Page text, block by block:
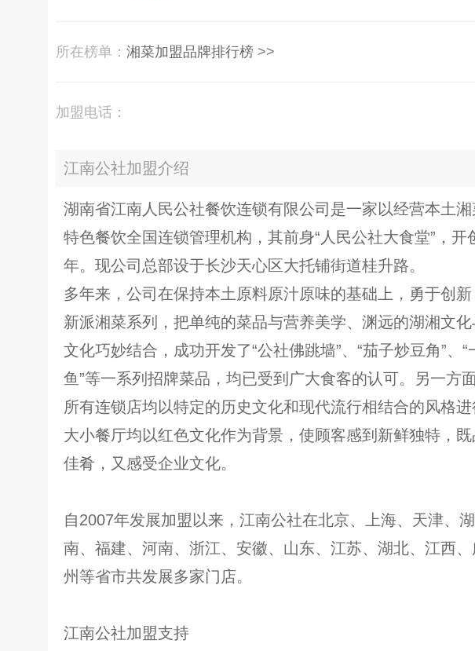
所在榜单： 湘菜加盟品牌排行榜 >>
加盟电话：
江南公社加盟介绍
湖南省江南人民公社餐饮连锁有限公司是一家以经营本土
特色餐饮全国连锁管理机构，其前身“人民公社大食堂”，开
年。现公司总部设于长沙天心区大托铺街道桂升路。
多年来，公司在保持本土原料原汁原味的基础上，勇于创
新派湘菜系列，把单纯的菜品与营养美学、渊远的湖湘文
文化巧妙结合，成功开发了“公社佛跳墙”、“茄子炒豆角”、“
鱼”等一系列招牌菜品，均已受到广大食客的认可。另一方
所有连锁店均以特定的历史文化和现代流行相结合的风格
大小餐厅均以红色文化作为背景，使顾客感到新鲜独特，
佳肴，又感受企业文化。
自2007年发展加盟以来，江南公社在北京、上海、天津、
南、福建、河南、浙江、安徽、山东、江苏、湖北、江西
州等省市共发展多家门店。
江南公社加盟支持